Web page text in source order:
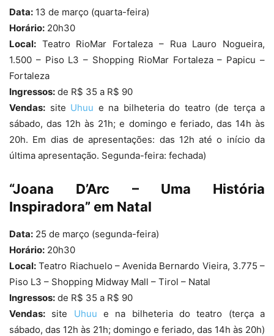
Data: 13 de março (quarta-feira)
Horário: 20h30
Local: Teatro RioMar Fortaleza – Rua Lauro Nogueira,
1.500 – Piso L3 – Shopping RioMar Fortaleza – Papicu –
Fortaleza
Ingressos: de R$ 35 a R$ 90
Vendas: site Uhuu e na bilheteria do teatro (de terça a
sábado, das 12h às 21h; e domingo e feriado, das 14h às
20h. Em dias de apresentações: das 12h até o início da
última apresentação. Segunda-feira: fechada)
“Joana D’Arc – Uma História
Inspiradora” em Natal
Data: 25 de março (segunda-feira)
Horário: 20h30
Local: Teatro Riachuelo – Avenida Bernardo Vieira, 3.775 –
Piso L3 – Shopping Midway Mall – Tirol – Natal
Ingressos: de R$ 35 a R$ 90
Vendas: site Uhuu e na bilheteria do teatro (terça a
sábado, das 12h às 21h; domingo e feriado, das 14h às 20h)